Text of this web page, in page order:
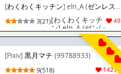
[わくわくキッチン] eln_A (ゼンレスゾーンゼロ)
49
3(21)[わくわくキッチ
ン] eln_A (ゼンレ
スゾーンゼロ)
[Pixiv] 黒月マチ (99788933)
14217
9(518)